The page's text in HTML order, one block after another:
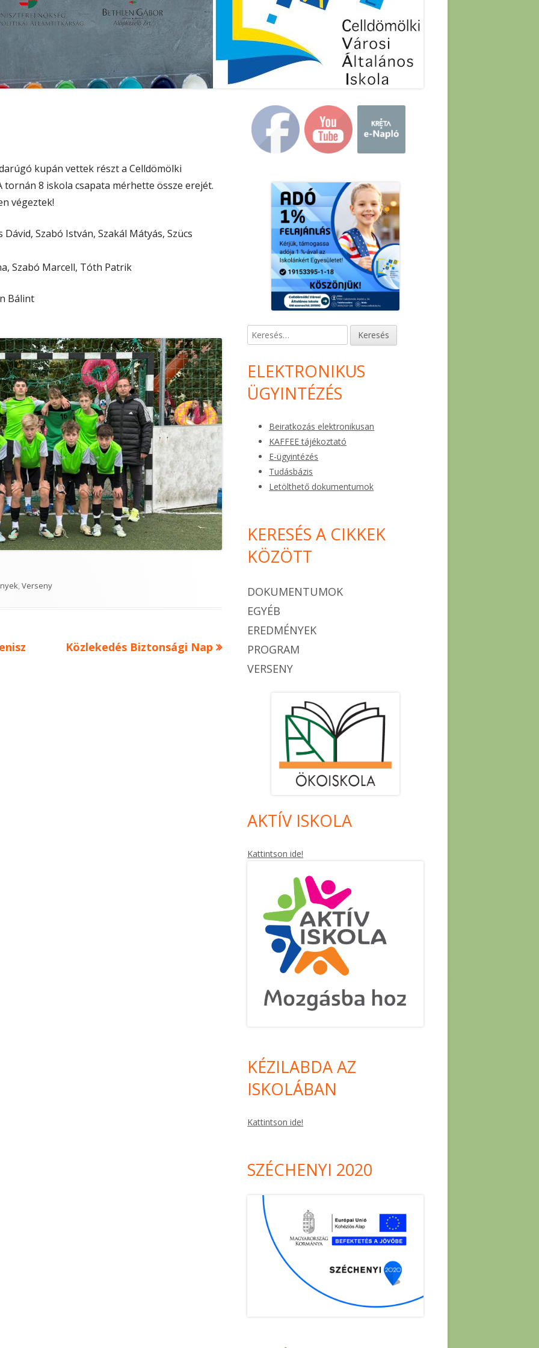
KÖZZÉTÉTEL
PEDAGÓGIAI PROGRAM
kupán vettek részt a Celldömölki
tornán 8 iskola csapata mérhette össze erejét.
végeztek!
Szabó István, Szakál Mátyás, Szücs
Szabó Marcell, Tóth Patrik
Bálint
,Verseny
Next
Közlekedés Biztonsági Nap
Main
Sidebar
Keresés:
ELEKTRONIKUS
ÜGYINTÉZÉS
Beiratkozás elektronikusan
KAFFEE tájékoztató
E-ügyintézés
Tudásbázis
Letölthető dokumentumok
KERESÉS A CIKKEK
KÖZÖTT
DOKUMENTUMOK
EGYÉB
EREDMÉNYEK
PROGRAM
VERSENY
AKTÍV ISKOLA
Kattintson ide!
KÉZILABDA AZ
ISKOLÁBAN
Kattintson ide!
SZÉCHENYI 2020